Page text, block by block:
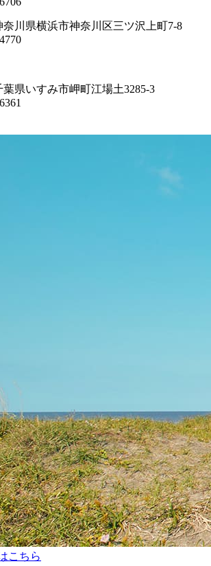
奈川県横浜市神奈川区三ツ沢上町7-8
葉県いすみ市岬町江場土3285-3
こちら